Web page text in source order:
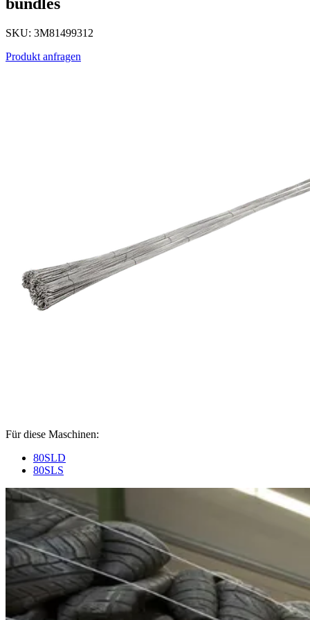
SKU: 3M81499312
Produkt anfragen
Für diese Maschinen:
80SLD
80SLS